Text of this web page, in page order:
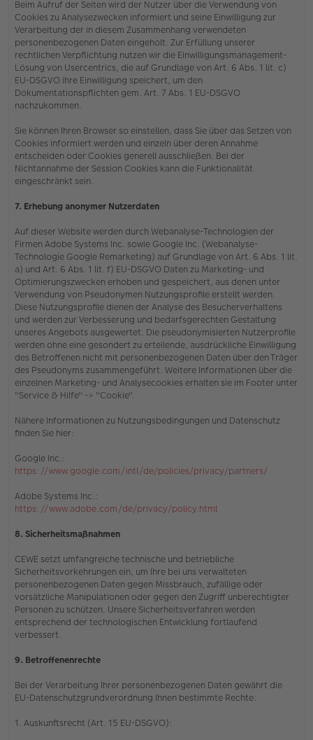
Beim Aufruf der Seiten wird der Nutzer über die Verwendung von
Cookies zu Analysezwecken informiert und seine Einwilligung zur
Verarbeitung der in diesem Zusammenhang verwendeten
personenbezogenen Daten eingeholt. Zur Erfüllung unserer
rechtlichen Verpflichtung nutzen wir die Einwilligungsmanagement-
Lösung von Usercentrics, die auf Grundlage von Art. 6 Abs. 1 lit. c)
EU-DSGVO ihre Einwilligung speichert, um den
Dokumentationspflichten gem. Art. 7 Abs. 1 EU-DSGVO
nachzukommen.
Sie können Ihren Browser so einstellen, dass Sie über das Setzen von
Cookies informiert werden und einzeln über deren Annahme
entscheiden oder Cookies generell ausschließen. Bei der
Nichtannahme der Session Cookies kann die Funktionalität
eingeschränkt sein.
7. Erhebung anonymer Nutzerdaten
Auf dieser Website werden durch Webanalyse-Technologien der
Firmen Adobe Systems Inc. sowie Google Inc. (Webanalyse-
Technologie Google Remarketing) auf Grundlage von Art. 6 Abs. 1 lit.
a) und Art. 6 Abs. 1 lit. f) EU-DSGVO Daten zu Marketing- und
Optimierungszwecken erhoben und gespeichert, aus denen unter
Verwendung von Pseudonymen Nutzungsprofile erstellt werden.
Diese Nutzungsprofile dienen der Analyse des Besucherverhaltens
und werden zur Verbesserung und bedarfsgerechten Gestaltung
unseres Angebots ausgewertet. Die pseudonymisierten Nutzerprofile
werden ohne eine gesondert zu erteilende, ausdrückliche Einwilligung
des Betroffenen nicht mit personenbezogenen Daten über den Träger
des Pseudonyms zusammengeführt. Weitere Informationen über die
einzelnen Marketing- und Analysecookies erhalten sie im Footer unter
"Service & Hilfe" -> "Cookie".
Nähere Informationen zu Nutzungsbedingungen und Datenschutz
finden Sie hier:
Google Inc.:
https://www.google.com/intl/de/policies/privacy/partners/
Adobe Systems Inc.:
https://www.adobe.com/de/privacy/policy.html
8. Sicherheitsmaßnahmen
CEWE setzt umfangreiche technische und betriebliche
Sicherheitsvorkehrungen ein, um Ihre bei uns verwalteten
personenbezogenen Daten gegen Missbrauch, zufällige oder
vorsätzliche Manipulationen oder gegen den Zugriff unberechtigter
Personen zu schützen. Unsere Sicherheitsverfahren werden
entsprechend der technologischen Entwicklung fortlaufend
verbessert.
9. Betroffenenrechte
Bei der Verarbeitung Ihrer personenbezogenen Daten gewährt die
EU-Datenschutzgrundverordnung Ihnen bestimmte Rechte:
1. Auskunftsrecht (Art. 15 EU-DSGVO):